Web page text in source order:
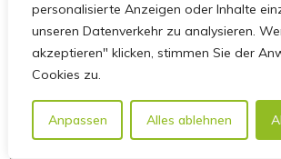
personalisierte Anzeigen oder Inhalte
unseren Datenverkehr zu analysieren.
akzeptieren" klicken, stimmen Sie der
Cookies zu.
Anpassen Alles ablehnen